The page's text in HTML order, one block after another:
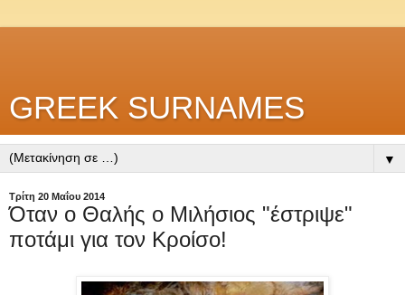
GREEK SURNAMES
▼
Τρίτη 20 Μαΐου 2014
Όταν ο Θαλής ο Μιλήσιος "έστριψε"
ποτάμι για τον Κροίσο!